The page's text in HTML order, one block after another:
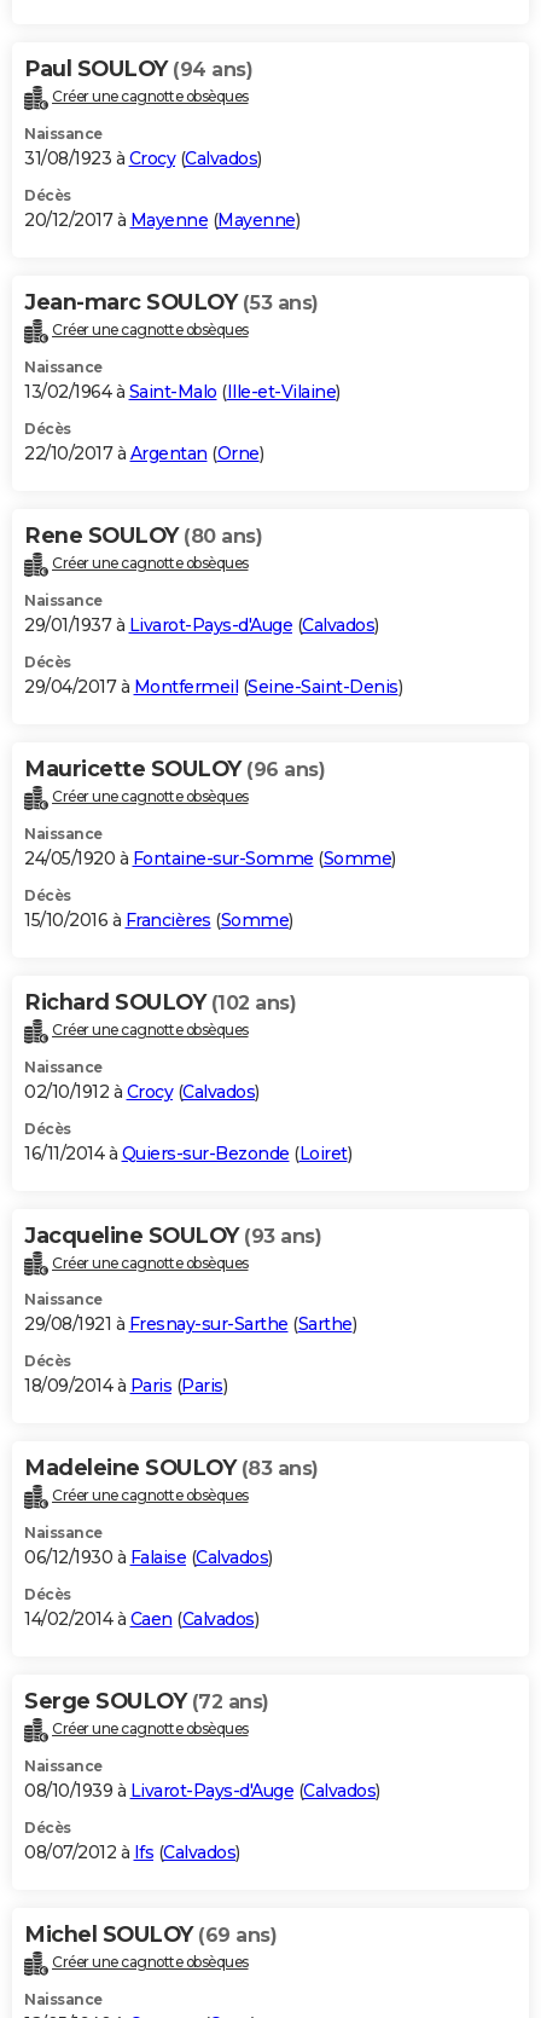
Paul SOULOY (94 ans)
Créer une cagnotte obsèques
Naissance
31/08/1923 à Crocy(Calvados)
Décès
20/12/2017 à Mayenne (Mayenne)
Jean-marc SOULOY (53 ans)
Créer une cagnotte obsèques
Naissance
13/02/1964 à Saint-Malo (Ille-et-Vilaine)
Décès
22/10/2017 à Argentan (Orne)
Rene SOULOY (80 ans)
Créer une cagnotte obsèques
Naissance
29/01/1937 à Livarot-Pays-d'Auge (Calvados)
Décès
29/04/2017 à Montfermeil (Seine-Saint-Denis)
Mauricette SOULOY (96 ans)
Créer une cagnotte obsèques
Naissance
24/05/1920 à Fontaine-sur-Somme (Somme)
Décès
15/10/2016 à Francières (Somme)
Richard SOULOY (102 ans)
Créer une cagnotte obsèques
Naissance
02/10/1912 à Crocy(Calvados)
Décès
16/11/2014 à Quiers-sur-Bezonde (Loiret)
Jacqueline SOULOY (93 ans)
Créer une cagnotte obsèques
Naissance
29/08/1921 à Fresnay-sur-Sarthe (Sarthe)
Décès
18/09/2014 à Paris (Paris)
Madeleine SOULOY (83 ans)
Créer une cagnotte obsèques
Naissance
06/12/1930 à Falaise (Calvados)
Décès
14/02/2014 à Caen (Calvados)
Serge SOULOY (72 ans)
Créer une cagnotte obsèques
Naissance
08/10/1939 à Livarot-Pays-d'Auge (Calvados)
Décès
08/07/2012 à Ifs (Calvados)
Michel SOULOY (69 ans)
Créer une cagnotte obsèques
Naissance